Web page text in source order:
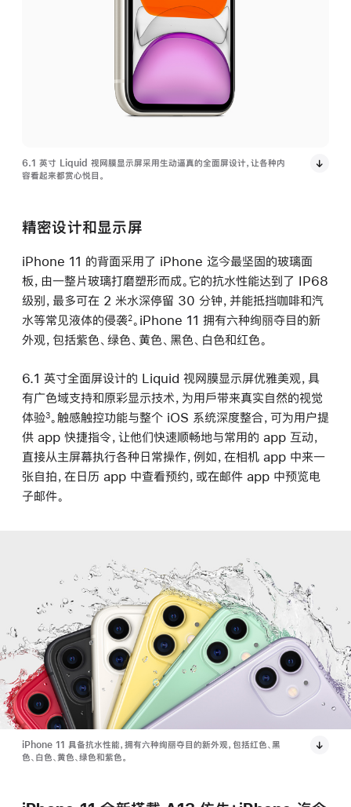
6.1 英寸 Liquid 视网膜显示屏采用生动逼真的全面屏设计，让各种内
容看起来都赏心悦目。
精密设计和显示屏
iPhone 11 的背面采用了 iPhone 迄今最坚固的玻璃面
板，由一整片玻璃打磨塑形而成。它的抗水性能达到了 IP68
级别，最多可在 2 米水深停留 30 分钟，并能抵挡咖啡和汽
水等常见液体的侵袭2 。iPhone 11 拥有六种绚丽夺目的新
外观，包括紫色、绿色、黄色、黑色、白色和红色。
6.1 英寸全面屏设计的 Liquid 视网膜显示屏优雅美观，具
有广色域支持和原彩显示技术，为用戶带来真实自然的视觉
体验3。触感触控功能与整个 iOS 系统深度整合，可为用户提
供 app 快捷指令，让他们快速顺畅地与常用的 app 互动，
直接从主屏幕执行各种日常操作，例如，在相机 app 中来一
张自拍，在日历 app 中查看预约，或在邮件 app 中预览电
子邮件。
iPhone 11 具备抗水性能，拥有六种绚丽夺目的新外观，包括红色、黑
色、白色、黄色、绿色和紫色。